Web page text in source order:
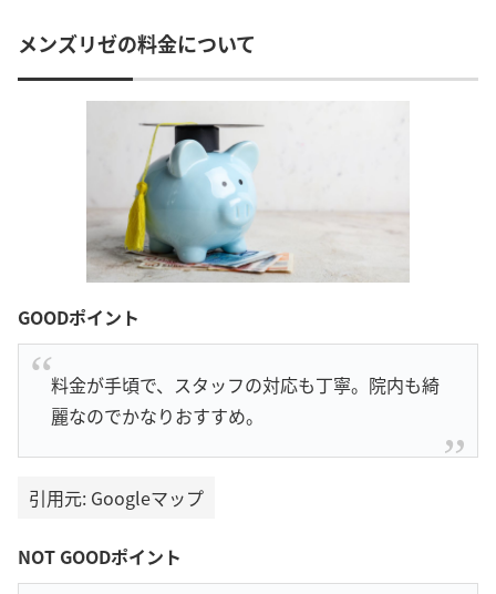
メンズリゼの料金について
GOODポイント
料金が手頃で、スタッフの対応も丁寧。院内も綺
麗なのでかなりおすすめ。
引用元: Googleマップ
NOT GOODポイント